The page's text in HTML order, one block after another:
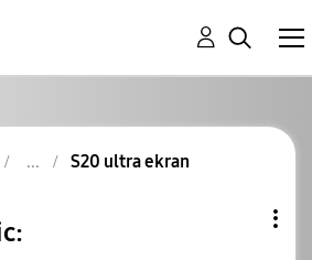
S20 ultra ekran